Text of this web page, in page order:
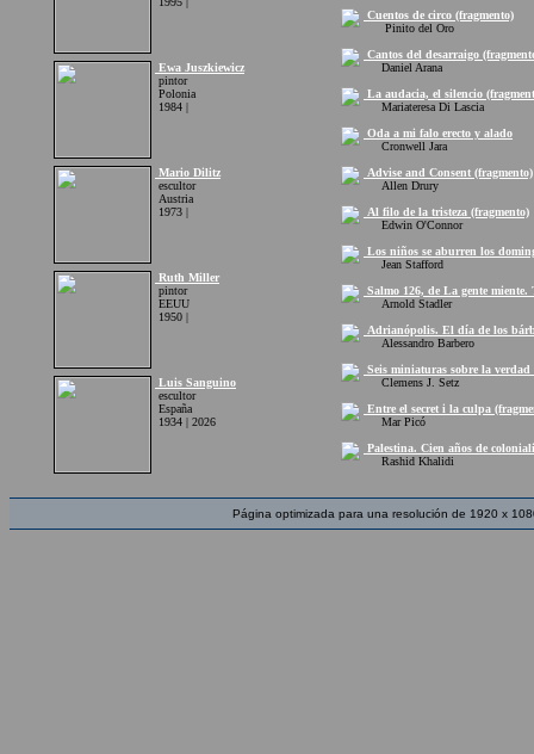
Ewa Juszkiewicz
pintor
Polonia
1984 |
Mario Dilitz
escultor
Austria
1973 |
Ruth Miller
pintor
EEUU
1950 |
Luis Sanguino
escultor
España
1934 | 2026
Cuentos de circo (fragmento)
Pinito del Oro
Cantos del desarraigo
Daniel Arana
La audacia, el silencio
Mariateresa Di Lascia
Oda a mi falo erecto y alado
Cronwell Jara
Advise and Consent (fragmento)
Allen Drury
Al filo de la tristeza (fragmento)
Edwin O'Connor
Los niños se aburren los
Jean Stafford
Salmo 126, de La gente miente.
Arnold Stadler
Adrianópolis. El día de los
Alessandro Barbero
Seis miniaturas sobre la verdad
Clemens J. Setz
Entre el secret i la culpa
Mar Picó
Palestina. Cien años de
Rashid Khalidi
Página optimizada para una resolución de 1920 x